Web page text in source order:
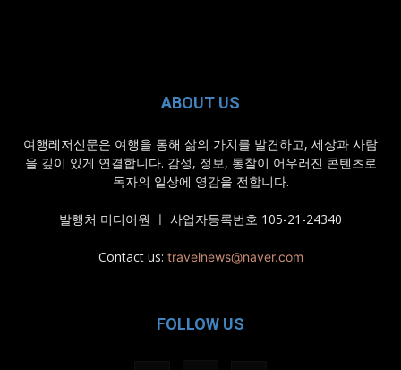
ABOUT US
여행레저신문은 여행을 통해 삶의 가치를 발견하고, 세상과 사람
을 깊이 있게 연결합니다. 감성, 정보, 통찰이 어우러진 콘텐츠로
독자의 일상에 영감을 전합니다.
발행처 미디어원 ㅣ 사업자등록번호 105-21-24340
Contact us: travelnews@naver.com
FOLLOW US